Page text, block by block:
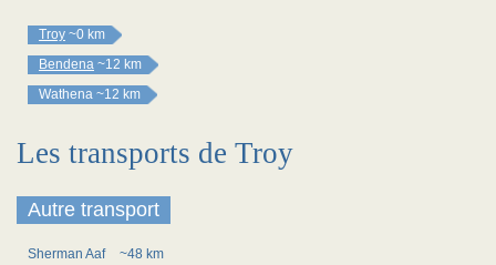
Troy ~0 km
Bendena ~12 km
Wathena ~12 km
Les transports de Troy
Autre transport
Sherman Aaf ~48 km